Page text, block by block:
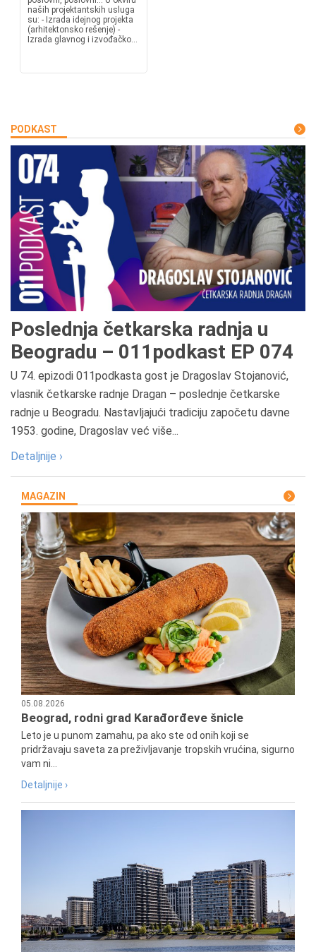
naših projektantskih usluga
su: - Izrada idejnog projekta
(arhitektonsko rešenje) -
Izrada glavnog i izvođačko...
PODKAST
Poslednja četkarska radnja u
Beogradu – 011podkast EP 074
U 74. epizodi 011podkasta gost je Dragoslav Stojanović,
vlasnik četkarske radnje Dragan – poslednje četkarske
radnje u Beogradu. Nastavljajući tradiciju započetu davne
1953. godine, Dragoslav već više...
Detaljnije ›
MAGAZIN
05.08.2026
Beograd, rodni grad Karađorđeve šnicle
Leto je u punom zamahu, pa ako ste od onih koji se
pridržavaju saveta za preživljavanje tropskih vrućina, sigurno
vam ni...
Detaljnije ›